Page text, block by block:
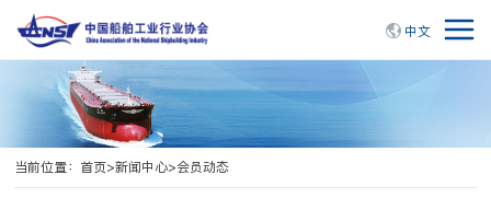
中文
当前位置： 首页>新闻中心>会员动态